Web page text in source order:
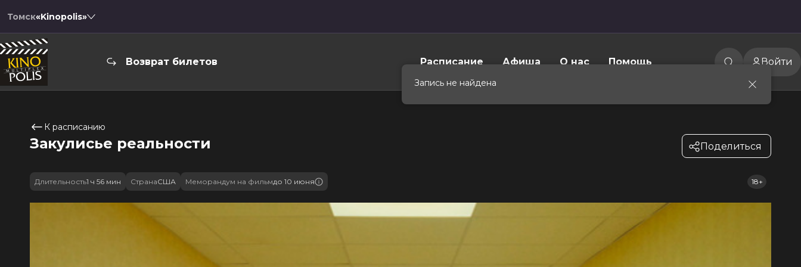
Томск«Kinopolis»
Возврат билетов Расписание Афиша О нас Помощь Войти
К расписанию
Закулисье реальности Поделиться
Длительность1 ч 56 мин СтранаСША Меморандум на фильмдо 10 июня 18+
Запись не найдена